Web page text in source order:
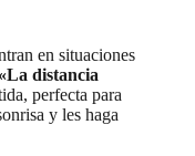
en situaciones
«La distancia
perfecta para
y les haga